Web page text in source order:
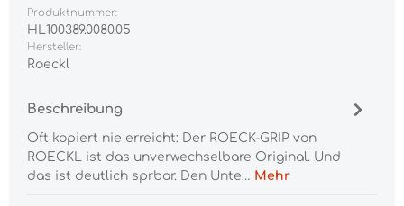
Produktnummer:
HL100389.0080.05
Hersteller:
Roeckl
Beschreibung
Oft kopiert nie erreicht: Der ROECK-GRIP von
ROECKL ist das unverwechselbare Original. Und
das ist deutlich sprbar. Den Unte… Mehr